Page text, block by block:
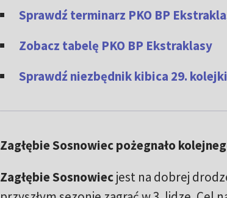
Sprawdź terminarz PKO BP
Zobacz tabelę PKO BP Ekstraklasy
Sprawdź niezbędnik kibica 29.
Zagłębie Sosnowiec pożegnało
Zagłębie Sosnowiecjest na dobrej